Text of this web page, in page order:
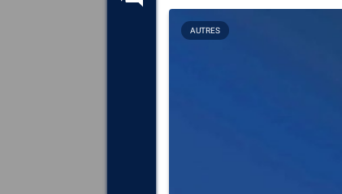
Exploretodos os componentes,
AUTRES